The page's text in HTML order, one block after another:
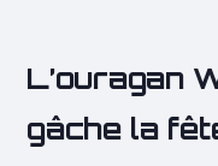
L’ouragan
gâche la